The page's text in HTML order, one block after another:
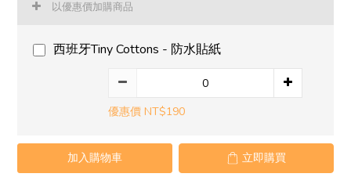
以優惠價加購商品
西班牙Tiny Cottons - 防水貼紙
優惠價 NT$190
加入購物車 立即購買